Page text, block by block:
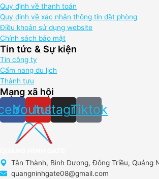
Quy định về thanh toán
Quy định về xác nhận thông tin đặt phòng
Điều khoản sử dụng website
Chính sách bảo mật
Tin tức & Sự kiện
Tin công ty
Cẩm nang du lịch
Thành tựu
Mạng xã hội
Youtube
Instagram
Tiktok
Tân Thành, Bình Dương, Đông Triều, Quảng
quangninhgate08@gmail.com